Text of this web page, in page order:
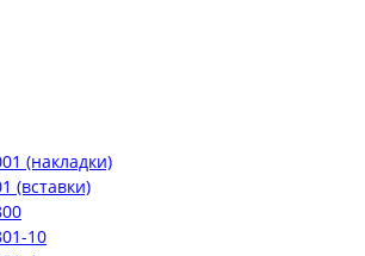
(накладки)
(вставки)
10